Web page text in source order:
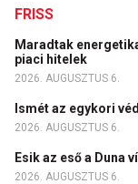
FRISS
Maradtak
piaci hitelek
2026. AUGUSZTUS 6.
Ismét az egykori
2026. AUGUSZTUS 6.
Esik az eső a Duna
2026. AUGUSZTUS 6.